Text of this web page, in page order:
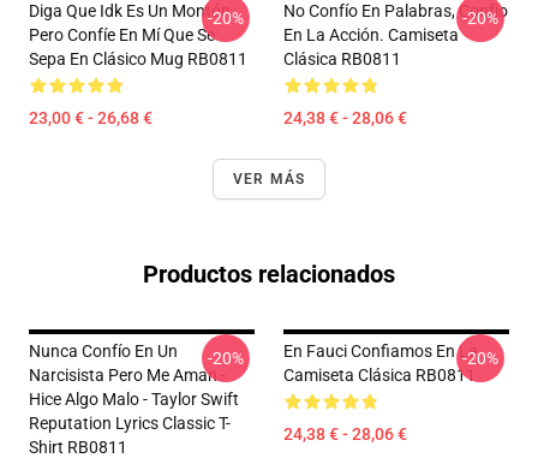
Diga Que Idk Es Un Montón
Pero Confíe En Mí Que Se
Sepa En Clásico Mug RB0811
23,00 € - 26,68 €
-20%
No Confío En Palabras, Confío
En La Acción. Camiseta
Clásica RB0811
24,38 € - 28,06 €
-20%
VER MÁS
Productos relacionados
Nunca Confío En Un
Narcisista Pero Me Aman -
Hice Algo Malo - Taylor Swift
Reputation Lyrics Classic T-
Shirt RB0811
-20%
En Fauci Confiamos En La
Camiseta Clásica RB0811
24,38 € - 28,06 €
-20%